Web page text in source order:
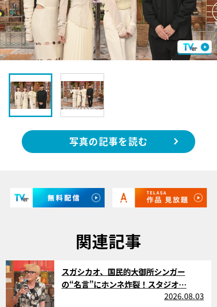
写真の記事を読む
関連記事
スガシカオ、国民的大御所シンガー
の“名言”にホンネ炸裂！スタジオ…
2026.08.03